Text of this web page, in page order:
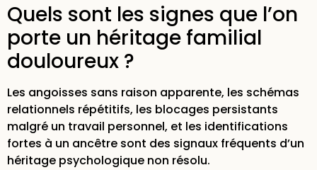
Quels sont les signes que l’on
porte un héritage familial
douloureux ?
Les angoisses sans raison apparente, les schémas
relationnels répétitifs, les blocages persistants
malgré un travail personnel, et les identifications
fortes à un ancêtre sont des signaux fréquents d’un
héritage psychologique non résolu.